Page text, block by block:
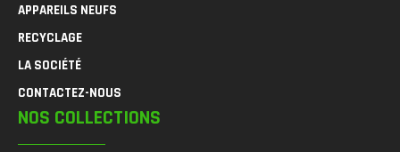
APPAREILS NEUFS
RECYCLAGE
LA SOCIÉTÉ
CONTACTEZ-NOUS
NOS COLLECTIONS